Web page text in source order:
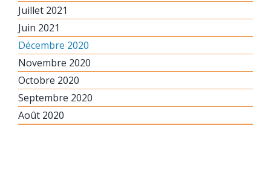
Juillet 2021
Juin 2021
Décembre 2020
Novembre 2020
Octobre 2020
Septembre 2020
Août 2020